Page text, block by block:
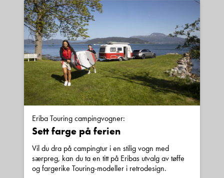
Eriba Touring campingvogner:
Sett farge på ferien
Vil du dra på campingtur i en stilig vogn med
særpreg, kan du ta en titt på Eribas utvalg av tøffe
og fargerike Touring-modeller i retrodesign.